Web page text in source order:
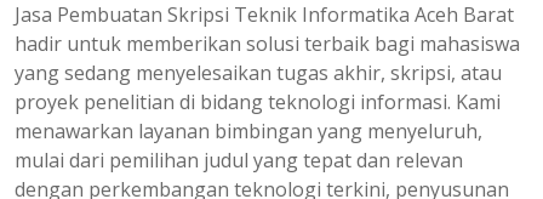
Jasa Pembuatan Skripsi Teknik Informatika Aceh Barat
hadir untuk memberikan solusi terbaik bagi mahasiswa
yang sedang menyelesaikan tugas akhir, skripsi, atau
proyek penelitian di bidang teknologi informasi. Kami
menawarkan layanan bimbingan yang menyeluruh,
mulai dari pemilihan judul yang tepat dan relevan
dengan perkembangan teknologi terkini, penyusunan